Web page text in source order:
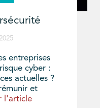
entreprises
cyber :
actuelles ?
et
l'article